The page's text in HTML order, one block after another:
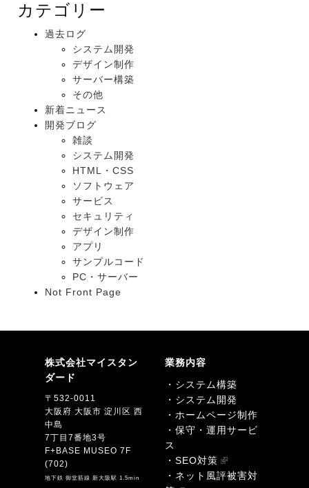
カテゴリー
過去ログ
システム開発
デザイン制作
サーバー構築
その他
新着ニュース
開発ブログ
雑談
システム開発
HTML・CSS
ソフトウェア
サービス
セキュリティ
デザイン制作
アプリ
サンプルコード
PC・サーバー
Not Front Page
株式会社マイスタン
ダード
〒532-0011
大阪府 大阪市 淀川区 西
中島
7丁目7番地3号
F+BASE MUSEO 7F
(702)
地下鉄 御堂筋線 新大阪駅 1.5min
業務内容
・システム構築
・システム開発
・ホームページ制作
・保守・運用サービ
ス
・SEO対策
・ネット風評被害対